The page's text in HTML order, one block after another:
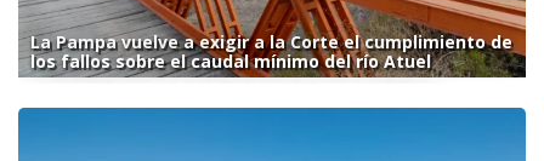
La Pampa vuelve a exigir a la Corte el cumplimiento de
los fallos sobre el caudal mínimo del río Atuel